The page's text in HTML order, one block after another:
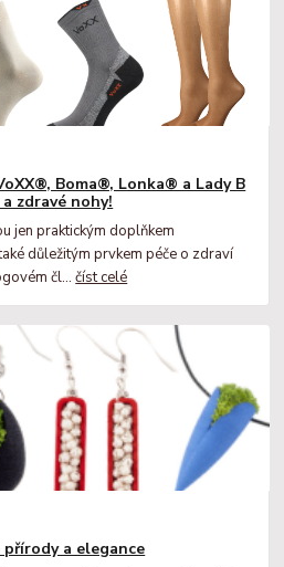
Boma®, Lonka® a Lady B
zdravé nohy!
jen praktickým doplňkem
důležitým prvkem péče o zdraví
čl...číst celé
a elegance